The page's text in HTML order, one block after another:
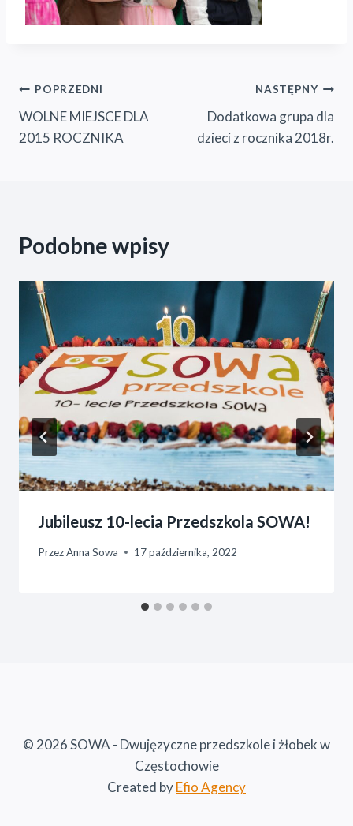
Nawigacja
wpisu
POPRZEDNI
WOLNE MIEJSCE DLA
2015 ROCZNIKA
NASTĘPNY
Dodatkowa grupa dla
dzieci z rocznika 2018r.
Podobne wpisy
Jubileusz 10-lecia Przedszkola SOWA!
PrzezAnna Sowa 17 października, 2022
© 2026 SOWA - Dwujęzyczne przedszkole i żłobek w
Częstochowie
Created byEfio Agency